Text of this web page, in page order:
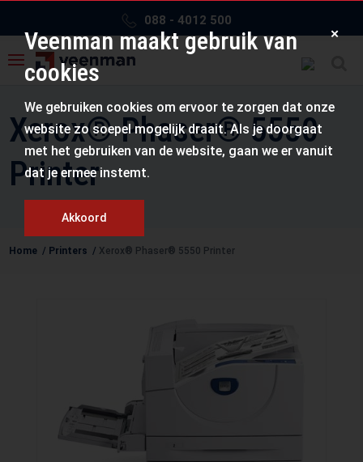
088 - 4012 500
Xerox® Phaser® 5550
Printer
Home / Printers / Xerox® Phaser® 5550 Printer
Veenman maakt gebruik van
cookies
We gebruiken cookies om ervoor te zorgen dat onze
website zo soepel mogelijk draait. Als je doorgaat
met het gebruiken van de website, gaan we er vanuit
dat je ermee instemt.
Akkoord
×